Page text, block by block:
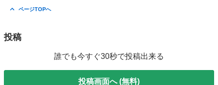
ページTOPへ
投稿
誰でも今すぐ30秒で投稿出来る
投稿画面へ (無料)